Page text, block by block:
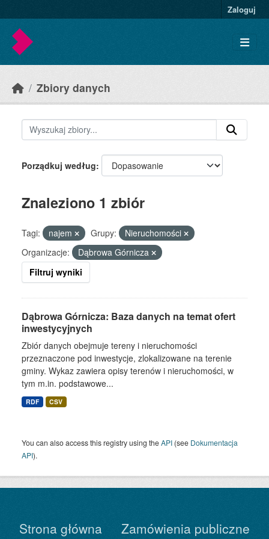
Zaloguj
Zbiory danych
Porządkuj według
Znaleziono 1 zbiór
Tagi: najem Grupy:
Nieruchomości
Organizacje:
Dąbrowa Górnicza
Filtruj wyniki
Dąbrowa Górnicza: Baza danych na temat ofert
inwestycyjnych
Zbiór danych obejmuje tereny i nieruchomości
przeznaczone pod inwestycje, zlokalizowane na terenie
gminy. Wykaz zawiera opisy terenów i nieruchomości, w
tym m.in. podstawowe...
RDF CSV
You can also access this registry using theAPI (see Dokumentacja
API).
Strona główna Zamówienia publiczne